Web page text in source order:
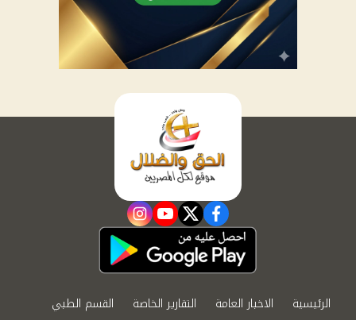
facebook
twitter
youtube
instagram
الرئيسية الاخبار العامة التقارير الخاصة القسم الطبي